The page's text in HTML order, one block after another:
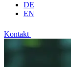
DE
EN
Kontakt